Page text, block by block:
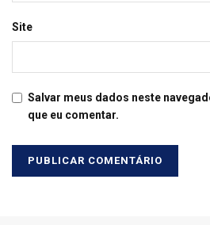
Site
Salvar meus dados neste
que eu comentar.